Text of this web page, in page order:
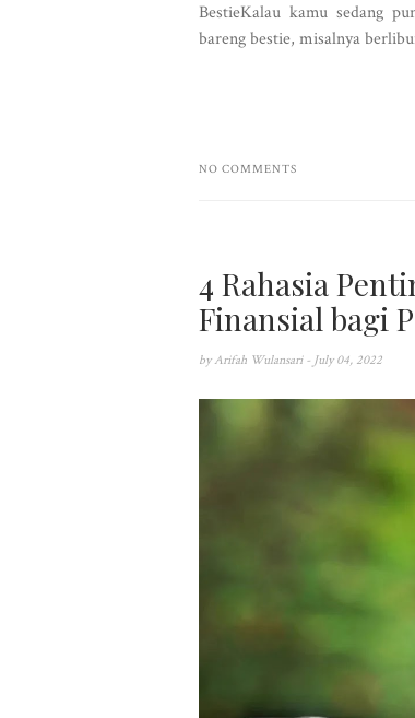
BestieKalau kamu sedang
bareng bestie, misalnya
NO COMMENTS
4 Rahasia
Finansial bagi
by Arifah Wulansari - July 04, 2022